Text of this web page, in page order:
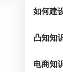
如何建
电商知